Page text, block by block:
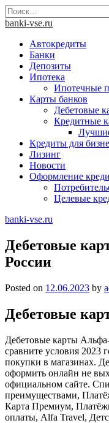
Skip
to
Найти:
banki-vse.ru
Автокредиты
Банки
Депозиты
Ипотека
Ипотечные
Карты банков
Дебетовые
Кредитные
Кредиты для
Лизинг
Новости
Оформление
Целевые
banki-vse.ru
Дебетовые
России
Posted on 12.06.2023 by
Дебетовые
Дебетовые карты
сравните условия 2023
покупки в магазинах.
оформить онлайн не
официальном сайте.
преимуществами,
Карта Премиум,
оплаты, Alfa Travel,